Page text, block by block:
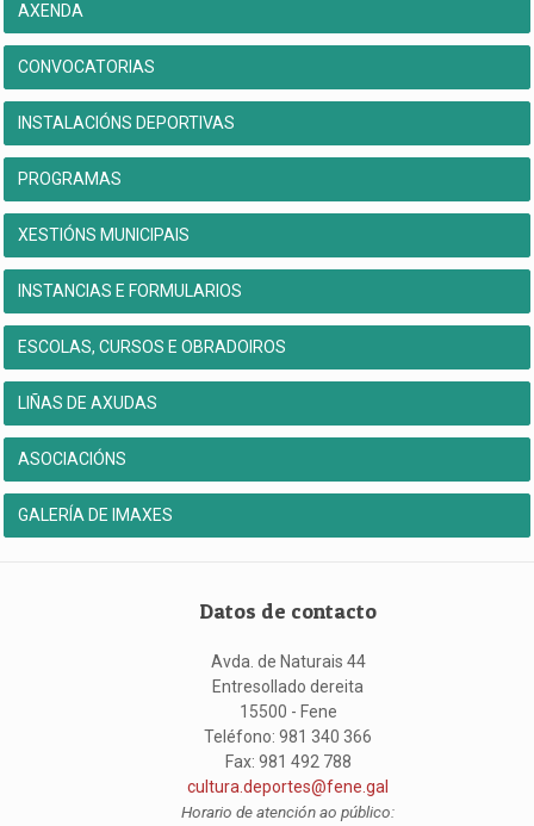
AXENDA
CONVOCATORIAS
INSTALACIÓNS DEPORTIVAS
PROGRAMAS
XESTIÓNS MUNICIPAIS
INSTANCIAS E FORMULARIOS
ESCOLAS, CURSOS E OBRADOIROS
LIÑAS DE AXUDAS
ASOCIACIÓNS
GALERÍA DE IMAXES
Datos de contacto
Avda. de Naturais 44
Entresollado dereita
15500 - Fene
Teléfono: 981 340 366
Fax: 981 492 788
cultura.deportes@fene.gal
Horario de atención ao público: